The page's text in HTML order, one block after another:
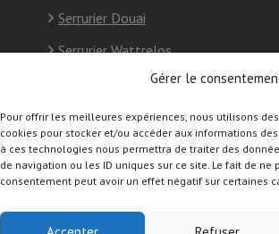
Gérer le
Pour offrir les meilleures expériences, nous utilisons
cookies pour stocker et/ou accéder aux informations
à ces technologies nous permettra de traiter des
de navigation ou les ID uniques sur ce site. Le fait de ne
consentement peut avoir un effet négatif sur certaines
Serrurier Douai
Serrurier Wattrelos
Serrurier Villeneuve-d’Ascq
Serrurier Saint-Omer
Politique de cookies (UE)